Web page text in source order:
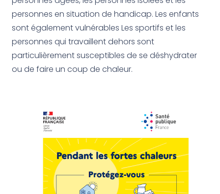
personnes en situation de handicap. Les enfants
sont également vulnérables Les sportifs et les
personnes qui travaillent dehors sont
particulièrement susceptibles de se déshydrater
ou de faire un coup de chaleur.